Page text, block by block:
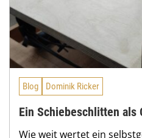
Blog Dominik Ricker
Ein Schiebeschlitten als
Wie weit wertet ein